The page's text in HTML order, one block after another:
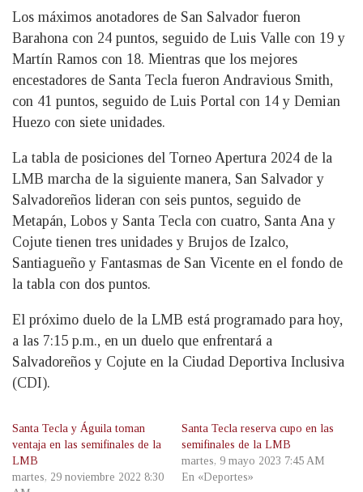
Los máximos anotadores de San Salvador fueron
Barahona con 24 puntos, seguido de Luis Valle con 19 y
Martín Ramos con 18. Mientras que los mejores
encestadores de Santa Tecla fueron Andravious Smith,
con 41 puntos, seguido de Luis Portal con 14 y Demian
Huezo con siete unidades.
La tabla de posiciones del Torneo Apertura 2024 de la
LMB marcha de la siguiente manera, San Salvador y
Salvadoreños lideran con seis puntos, seguido de
Metapán, Lobos y Santa Tecla con cuatro, Santa Ana y
Cojute tienen tres unidades y Brujos de Izalco,
Santiagueño y Fantasmas de San Vicente en el fondo de
la tabla con dos puntos.
El próximo duelo de la LMB está programado para hoy,
a las 7:15 p.m., en un duelo que enfrentará a
Salvadoreños y Cojute en la Ciudad Deportiva Inclusiva
(CDI).
Santa Tecla y Águila toman
ventaja en las semifinales de la
LMB
martes, 29 noviembre 2022 8:30
Santa Tecla reserva cupo en las
semifinales de la LMB
martes, 9 mayo 2023 7:45 AM
En «Deportes»